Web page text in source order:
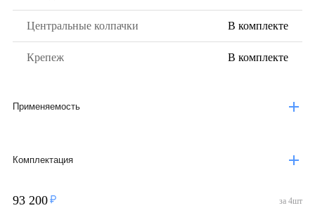
Центральные колпачки В комплекте
Крепеж В комплекте
Применяемость
Комплектация
93 200 за 4шт